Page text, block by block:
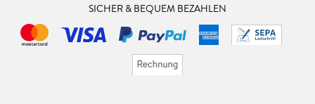
SICHER & BEQUEM BEZAHLEN